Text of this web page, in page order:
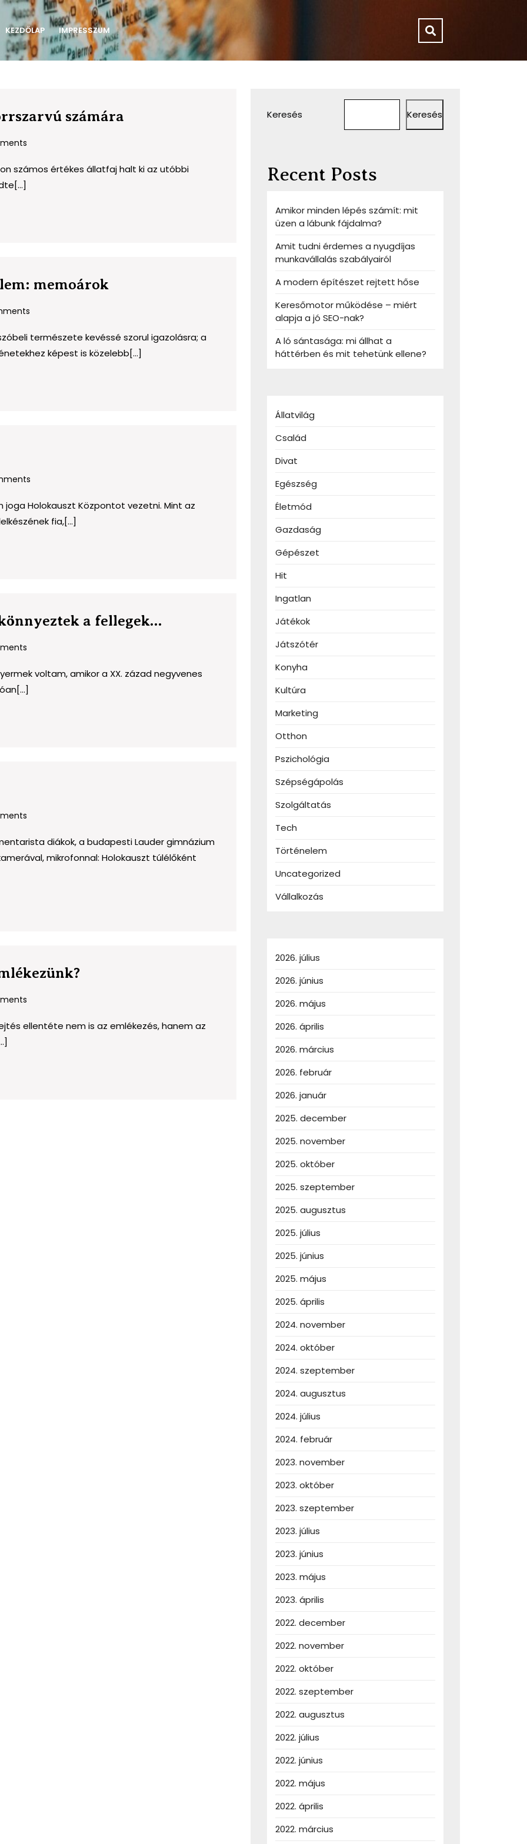
KEZDŐLAP IMPRESSZUM
számára
szumátrai
számos értékes állatfaj halt ki az utóbbi
memoárok
történelem:
memoárok
természete kevéssé szorul igazolásra; a
képest is közelebb[...]
joga Holokauszt Központot vezetni. Mint az
fia,[...]
a fellegek…
vért
voltam, amikor a XX. zázad negyvenes
diákok, a budapesti Lauder gimnázium
mikrofonnal: Holokauszt túlélőként
Emlékezem,
emlékezünk?
ellentéte nem is az emlékezés, hanem az
Keresés Keresés
Recent Posts
Amikor minden lépés számít: mit
üzen a lábunk fájdalma?
Amit tudni érdemes a nyugdíjas
munkavállalás szabályairól
A modern építészet rejtett hőse
Keresőmotor működése – miért
alapja a jó SEO-nak?
A ló sántasága: mi állhat a
háttérben és mit tehetünk ellene?
Állatvilág
Család
Divat
Egészség
Életmód
Gazdaság
Gépészet
Hit
Ingatlan
Játékok
Játszótér
Konyha
Kultúra
Marketing
Otthon
Pszichológia
Szépségápolás
Szolgáltatás
Tech
Történelem
Uncategorized
Vállalkozás
2026. július
2026. június
2026. május
2026. április
2026. március
2026. február
2026. január
2025. december
2025. november
2025. október
2025. szeptember
2025. augusztus
2025. július
2025. június
2025. május
2025. április
2024. november
2024. október
2024. szeptember
2024. augusztus
2024. július
2024. február
2023. november
2023. október
2023. szeptember
2023. július
2023. június
2023. május
2023. április
2022. december
2022. november
2022. október
2022. szeptember
2022. augusztus
2022. július
2022. június
2022. május
2022. április
2022. március